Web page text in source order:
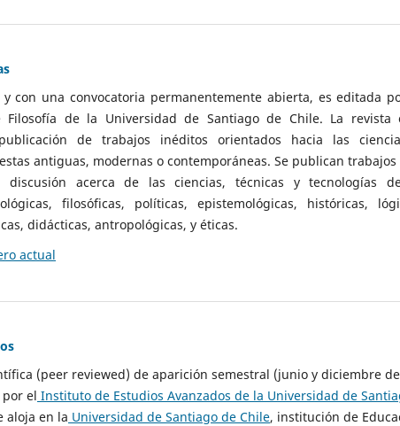
y con una convocatoria permanentemente abierta, es editada
Filosofía de la Universidad de Santiago de Chile. La revista
de trabajos inéditos orientados hacia las
antiguas, modernas o contemporáneas. Se publican
acerca de las ciencias, técnicas y tecnologías
filosóficas, políticas, epistemológicas, históricas,
didácticas, antropológicas, y éticas.
actual
(peer reviewed) de aparición semestral (junio y diciembre de
el Instituto de Estudios Avanzados de la Universidad de
aloja en la Universidad de Santiago de Chile, institución de